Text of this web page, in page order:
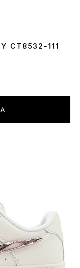
CT8532-111